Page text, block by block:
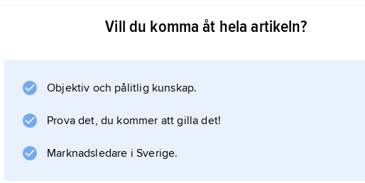
diktformen. Motiven i den senare har ofta sitt
av Thao Pangkham (1700-talet). Ur Ramayana hämtades ”Prins
Vill du komma åt hela artikeln?
Objektiv och pålitlig kunskap.
Prova det, du kommer att gilla det!
Marknadsledare i Sverige.